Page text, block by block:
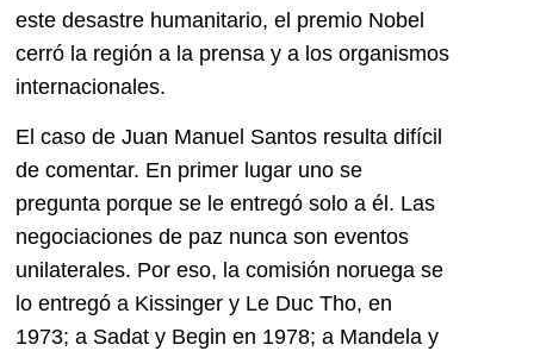
este desastre humanitario, el premio Nobel
cerró la región a la prensa y a los organismos
internacionales.
El caso de Juan Manuel Santos resulta difícil
de comentar. En primer lugar uno se
pregunta porque se le entregó solo a él. Las
negociaciones de paz nunca son eventos
unilaterales. Por eso, la comisión noruega se
lo entregó a Kissinger y Le Duc Tho, en
1973; a Sadat y Begin en 1978; a Mandela y